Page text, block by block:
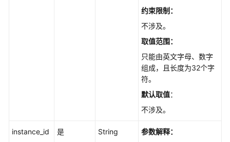
性
约束限制：
不涉及。
取值范围：
只能由英文字母、数字
组成，且长度为32个字
符。
默认取值：
不涉及。
instance_id 是 String
参数解释：